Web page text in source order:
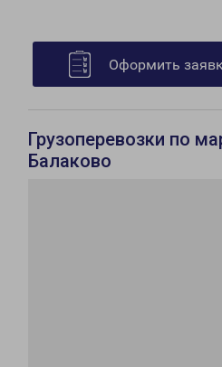
Оформить
Грузоперевозки по
Балаково